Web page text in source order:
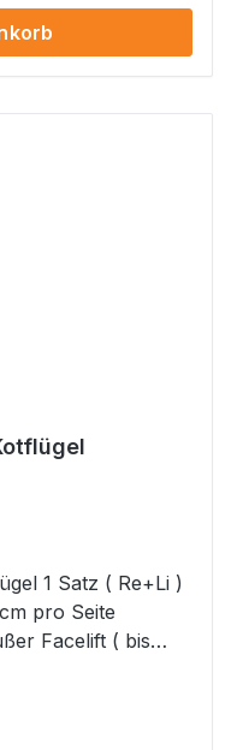
1 Satz ( Re+Li )
pro Seite
Facelift ( bis